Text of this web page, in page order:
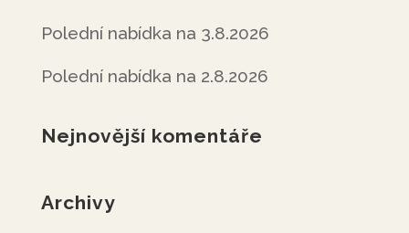
Polední nabídka na 3.8.2026
Polední nabídka na 2.8.2026
Nejnovější komentáře
Archivy